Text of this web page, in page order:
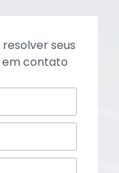
seus
em contato